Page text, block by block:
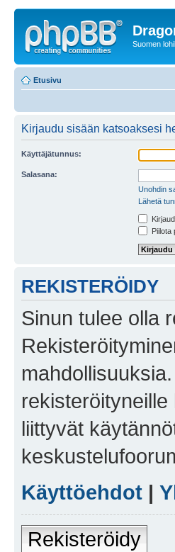
Suomen
Etusivu
Kirjaudu sisään katsoaksesi
Käyttäjätunnus:
Salasana:
Unohdin
Lähetä
Piilota
REKISTERÖIDY
Sinun tulee olla
liittyvät
Käyttöehdot |
Rekisteröidy